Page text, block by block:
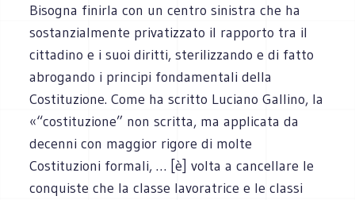
Bisogna finirla con un centro sinistra che ha
sostanzialmente privatizzato il rapporto tra il
cittadino e i suoi diritti, sterilizzando e di fatto
abrogando i principi fondamentali della
Costituzione. Come ha scritto Luciano Gallino, la
«“costituzione” non scritta, ma applicata da
decenni con maggior rigore di molte
Costituzioni formali, … [è] volta a cancellare le
conquiste che la classe lavoratrice e le classi